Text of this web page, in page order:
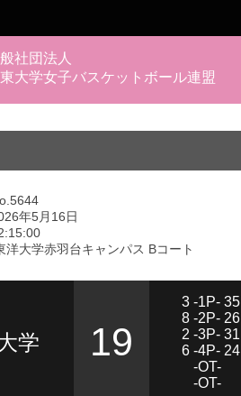
社団法人
大学女子バスケットボール連盟
年5月16日
洋大学赤羽台キャンパス Bコート
学 19
3 -1P- 35
8 -2P- 26
2 -3P- 31
6 -4P- 24
-OT-
-OT-